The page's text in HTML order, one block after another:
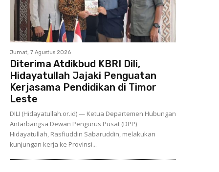
Jumat, 7 Agustus 2026
Diterima Atdikbud KBRI Dili,
Hidayatullah Jajaki Penguatan
Kerjasama Pendidikan di Timor
Leste
DILI (Hidayatullah.or.id) — Ketua Departemen Hubungan
Antarbangsa Dewan Pengurus Pusat (DPP)
Hidayatullah, Rasfiuddin Sabaruddin, melakukan
kunjungan kerja ke Provinsi...